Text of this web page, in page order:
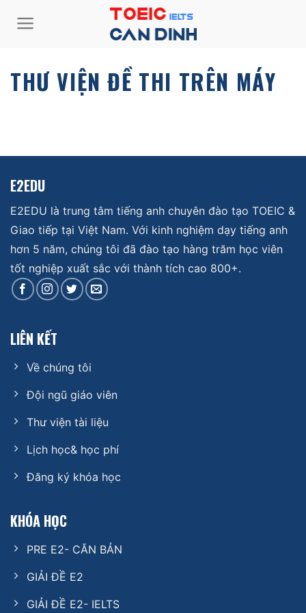
qua
THƯ VIỆN ĐỀ THI TRÊN MÁY
E2EDU
E2EDU là trung tâm tiếng anh chuyên đào tạo TOEIC &
Giao tiếp tại Việt Nam. Với kinh nghiệm dạy tiếng anh
hơn 5 năm, chúng tôi đã đào tạo hàng trăm học viên
tốt nghiệp xuất sắc với thành tích cao 800+.
LIÊN KẾT
Về chúng tôi
Đội ngũ giáo viên
Thư viện tài liệu
Lịch học& học phí
Đăng ký khóa học
KHÓA HỌC
PRE E2- CĂN BẢN
GIẢI ĐỀ E2
GIẢI ĐỀ E2- IELTS